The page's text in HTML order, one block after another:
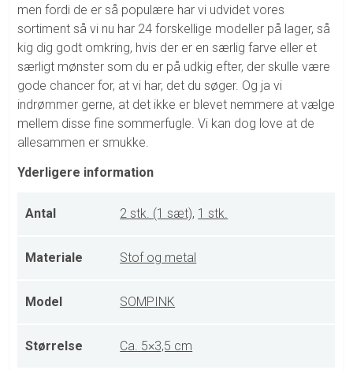
men fordi de er så populære har vi udvidet vores
sortiment så vi nu har 24 forskellige modeller på lager, så
kig dig godt omkring, hvis der er en særlig farve eller et
særligt mønster som du er på udkig efter, der skulle være
gode chancer for, at vi har, det du søger. Og ja vi
indrømmer gerne, at det ikke er blevet nemmere at vælge
mellem disse fine sommerfugle. Vi kan dog love at de
allesammen er smukke.
Yderligere information
Antal 2 stk. (1 sæt), 1 stk.
Materiale Stof og metal
Model SOMPINK
Størrelse Ca. 5×3,5 cm